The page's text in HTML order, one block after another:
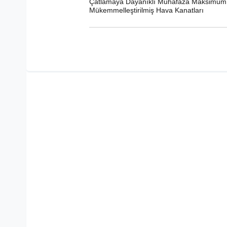
Çatlamaya Dayanıklı Muhafaza
Mükemmelleştirilmiş Hava Kanatları